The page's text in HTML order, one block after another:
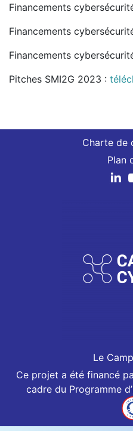
Financements
Financements
Financements
Pitches SMI2G 2023 :
Charte de
Plan
Le
Ce projet a été financé
cadre du Programme